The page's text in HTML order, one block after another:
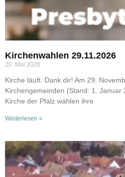
Kirchenwahlen 29.11.2026
20. Mai 2026
Kirche läuft. Dank dir! Am 29.
Kirchengemeinden (Stand: 1. Januar
Kirche der Pfalz wählen ihre
Weiterlesen »